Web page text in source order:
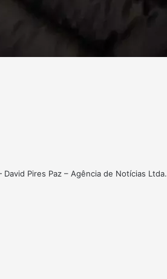
Pires Paz – Agência de Notícias Ltda.